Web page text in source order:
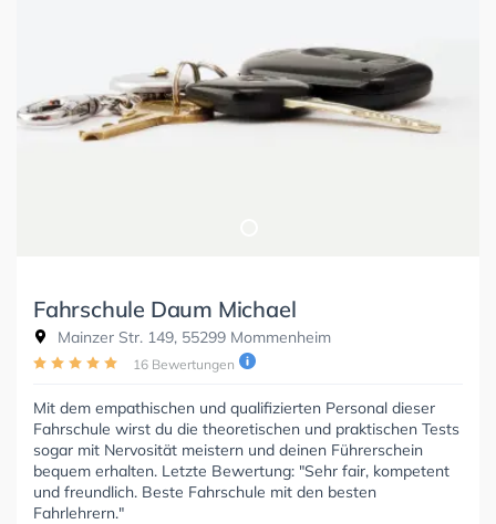
Fahrschule Daum Michael
Mainzer Str. 149, 55299 Mommenheim
16 Bewertungen
Mit dem empathischen und qualifizierten Personal dieser
Fahrschule wirst du die theoretischen und praktischen Tests
sogar mit Nervosität meistern und deinen Führerschein
bequem erhalten. Letzte Bewertung: "Sehr fair, kompetent
und freundlich. Beste Fahrschule mit den besten
Fahrlehrern."